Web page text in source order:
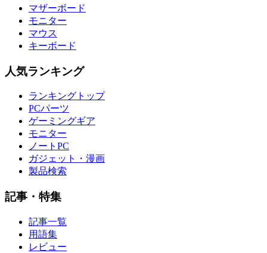
マザーボード
モニター
マウス
キーボード
人気ランキング
ランキングトップ
PCパーツ
ゲーミングギア
モニター
ノートPC
ガジェット・漫画
製品検索
記事・特集
記事一覧
用語集
レビュー